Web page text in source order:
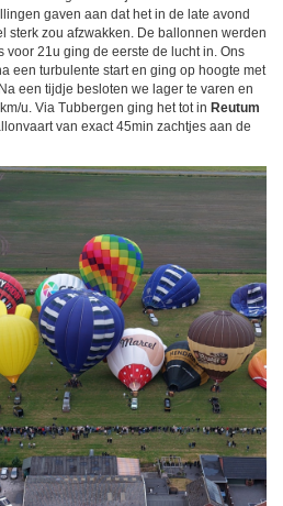
gaven aan dat het in de late avond
sterk zou afzwakken. De ballonnen werden
voor 21u ging de eerste de lucht in. Ons
een turbulente start en ging op hoogte met
een tijdje besloten we lager te varen en
u. Via Tubbergen ging het tot in Reutum
van exact 45min zachtjes aan de